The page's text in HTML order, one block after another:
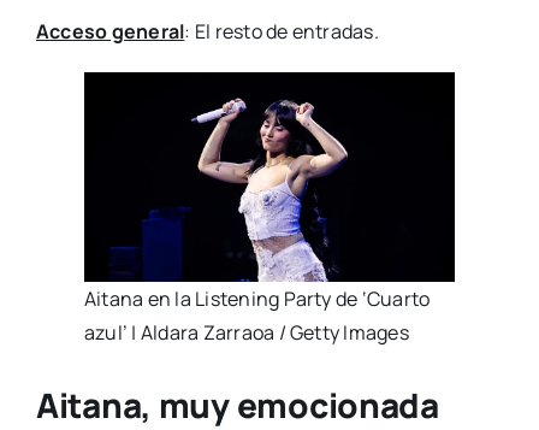
Acceso general: El resto de entradas.
Aitana en la Listening Party de ‘Cuarto
azul’ | Aldara Zarraoa / Getty Images
Aitana, muy emocionada